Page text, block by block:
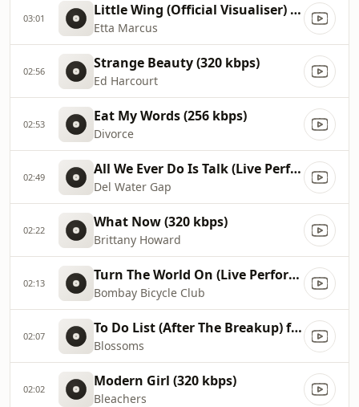
03:01 Little Wing (Official Visualiser) (320 kbps)
Etta Marcus
02:56 Strange Beauty (320 kbps)
Ed Harcourt
02:53 Eat My Words (256 kbps)
Divorce
02:49 All We Ever Do Is Talk (Live Performance) _ Vevo (320 kbps)
Del Water Gap
02:22 What Now (320 kbps)
Brittany Howard
02:13 Turn The World On (Live Performance) _ Vevo Studio Performance (320 kbps)
Bombay Bicycle Club
02:07 To Do List (After The Breakup) ft. Findlay (320 kbps)
Blossoms
02:02 Modern Girl (320 kbps)
Bleachers